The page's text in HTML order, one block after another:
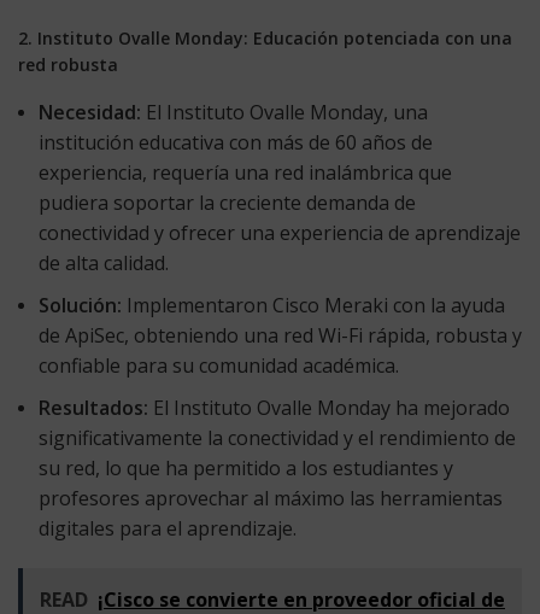
2. Instituto Ovalle Monday: Educación potenciada con una
red robusta
Necesidad: El Instituto Ovalle Monday, una
institución educativa con más de 60 años de
experiencia, requería una red inalámbrica que
pudiera soportar la creciente demanda de
conectividad y ofrecer una experiencia de aprendizaje
de alta calidad.
Solución: Implementaron Cisco Meraki con la ayuda
de ApiSec, obteniendo una red Wi-Fi rápida, robusta y
confiable para su comunidad académica.
Resultados: El Instituto Ovalle Monday ha mejorado
significativamente la conectividad y el rendimiento de
su red, lo que ha permitido a los estudiantes y
profesores aprovechar al máximo las herramientas
digitales para el aprendizaje.
READ ¡Cisco se convierte en proveedor oficial de